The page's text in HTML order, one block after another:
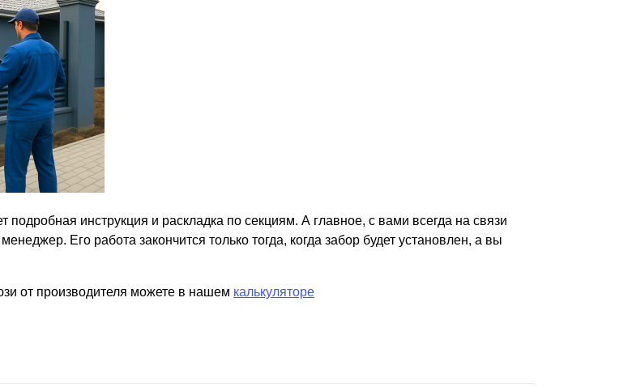
подробная инструкция и раскладка по секциям. А главное, с вами всегда на связи
Его работа закончится только тогда, когда забор будет установлен, а вы
от производителя можете в нашем калькуляторе